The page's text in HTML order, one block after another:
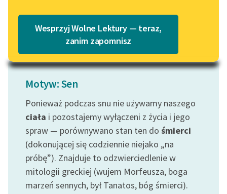
Lektury szkolne i klasyka
uczennic i uczniów z
niepełnosprawnościami
E-kolekcja lektur
szkolnych i literatury do
słuchania dla uczennic i
uczniów z
niepełnosprawnościami
Feministyczne inspiracje.
Katalog w formacie PDF
Wesprzyj Wolne Lektury — teraz,
zanim zapomnisz
Czytaj więcej
Motyw: Sen
Ponieważ podczas snu nie używamy naszego
ciała i pozostajemy wyłączeni z życia i jego
spraw — porównywano stan ten do śmierci
(dokonującej się codziennie niejako „na
próbę”). Znajduje to odzwierciedlenie w
mitologii greckiej (wujem Morfeusza, boga
marzeń sennych, był Tanatos, bóg śmierci).